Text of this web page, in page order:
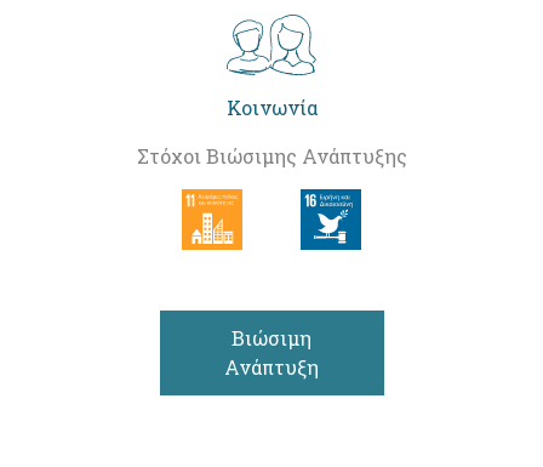
Κοινωνία
Στόχοι Βιώσιμης Ανάπτυξης
Βιώσιμη
Ανάπτυξη